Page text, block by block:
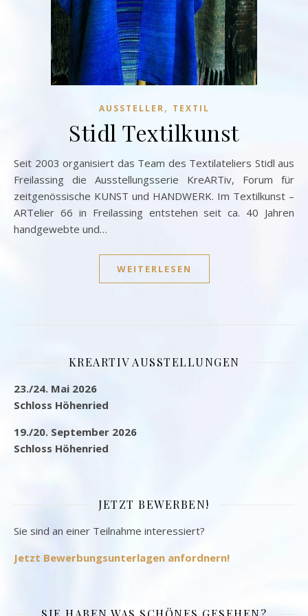
AUSSTELLER, TEXTIL
Stidl Textilkunst
Seit 2003 organisiert das Team des Textilateliers Stidl aus
Freilassing die Ausstellungsserie KreARTiv, Forum für
zeitgenössische KUNST und HANDWERK. Im Textilkunst –
ARTelier 66 in Freilassing entstehen seit ca. 40 Jahren
handgewebte und…
WEITERLESEN
KREARTIV AUSSTELLUNGEN
23./24. Mai 2026
Schloss Höhenried
19./20. September 2026
Schloss Höhenried
JETZT BEWERBEN!
Sie sind an einer Teilnahme interessiert?
Jetzt Bewerbungsunterlagen anfordnern!